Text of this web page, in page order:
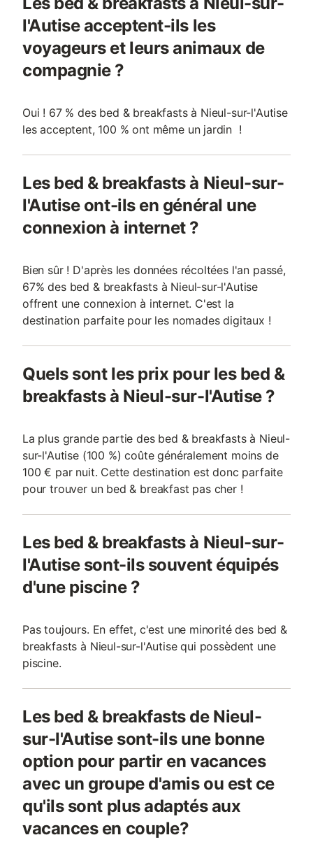
l'Autise acceptent-ils les
voyageurs et leurs animaux de
compagnie ?
Oui ! 67 % des bed & breakfasts à Nieul-sur-l'Autise
les acceptent, 100 % ont même un jardin !
Les bed & breakfasts à Nieul-sur-
l'Autise ont-ils en général une
connexion à internet ?
Bien sûr ! D'après les données récoltées l'an passé,
67% des bed & breakfasts à Nieul-sur-l'Autise
offrent une connexion à internet. C'est la
destination parfaite pour les nomades digitaux !
Quels sont les prix pour les bed &
breakfasts à Nieul-sur-l'Autise ?
La plus grande partie des bed & breakfasts à Nieul-
sur-l'Autise (100 %) coûte généralement moins de
100 € par nuit. Cette destination est donc parfaite
pour trouver un bed & breakfast pas cher !
Les bed & breakfasts à Nieul-sur-
l'Autise sont-ils souvent équipés
d'une piscine ?
Pas toujours. En effet, c'est une minorité des bed &
breakfasts à Nieul-sur-l'Autise qui possèdent une
piscine.
Les bed & breakfasts de Nieul-
sur-l'Autise sont-ils une bonne
option pour partir en vacances
avec un groupe d'amis ou est ce
qu'ils sont plus adaptés aux
vacances en couple?